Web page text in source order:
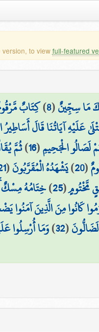
to view full-featured
مَا سِجِّينٌ(
8
)كِتَابٌ
عَلَيْهِ آيَاتُنَا قَالَ أَسَاطِيرُ
لَصَالُو الْجَحِيمِ(
16
)ثُمَّ
(
20
)يَشْهَدُهُ الْمُقَرَّبُونَ(
مَّخْتُومٍ(
25
)خِتَامُهُ
كَانُوا مِنَ الَّذِينَ
(
32
)وَمَا أُرْسِلُوا